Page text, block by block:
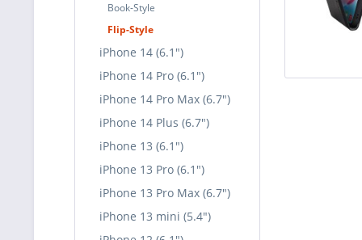
Book-Style
Flip-Style
iPhone 14 (6.1")
iPhone 14 Pro (6.1")
iPhone 14 Pro Max (6.7")
iPhone 14 Plus (6.7")
iPhone 13 (6.1")
iPhone 13 Pro (6.1")
iPhone 13 Pro Max (6.7")
iPhone 13 mini (5.4")